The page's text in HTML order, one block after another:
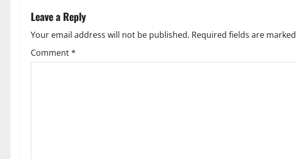
i
o
n
n
a
v
Leave a Reply
Your email address will not be published. Required fields are marked
Comment*